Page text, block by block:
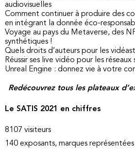
audiovisuelles
Comment continuer à produire des
en intégrant la donnée éco-
Voyage au pays du Metaverse, des
synthétiques !
Quels droits d’auteurs pour les
Réussir ses live vidéo pour les réseaux
Unreal Engine : donnez vie à votre
Redécouvrez tous les plateaux
Le SATIS 2021 en chiffres
8107 visiteurs
140 exposants, marques